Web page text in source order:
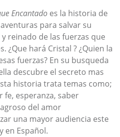
Encantado es la historia de
para salvar su
reinado de las fuerzas que
¿Que hará Cristal ? ¿Quien la
fuerzas? En su busqueda
descubre el secreto mas
historia trata temas como;
esperanza, saber
del amor
una mayor audiencia este
en Español.